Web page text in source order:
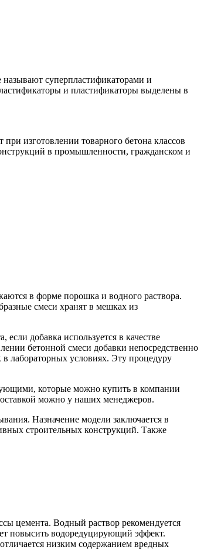
суперпластификаторами и
и пластификаторы выделены в
изготовлении товарного бетона классов
в промышленности, гражданском и
в форме порошка и водного раствора.
смеси хранят в мешках из
добавка используется в качестве
бетонной смеси добавки непосредственно
лабораторных условиях. Эту процедуру
которые можно купить в компании
можно у наших менеджеров.
Назначение модели заключается в
строительных конструкций. Также
цемента. Водный раствор рекомендуется
повысить водоредуцирующий эффект.
низким содержанием вредных